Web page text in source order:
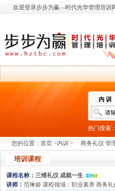
欢迎登录步步为赢—时代光华管理培训
内 训
热门搜索：
您的位置： 首页 >内训 > 商务礼仪 管
培训课程
课程名称： 三维礼仪 成就一生
讲师： 范琳姬 课程领域： 职业素养 商务礼